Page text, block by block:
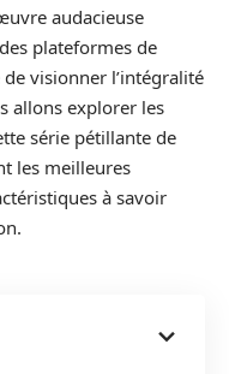
audacieuse
plateformes de
visionner l’intégralité
allons explorer les
série pétillante de
les meilleures
à savoir